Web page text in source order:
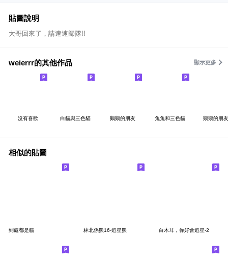
貼圖說明
大哥回來了，請速速歸隊!!
weierrr的其他作品 顯示更多
沒有喜歡 白貓與三色貓 鵝鵝的朋友 兔兔和三色貓 鵝鵝的朋
相似的貼圖
到處都是貓 林北係熊16-追星熊 白木耳，你好會追星-2